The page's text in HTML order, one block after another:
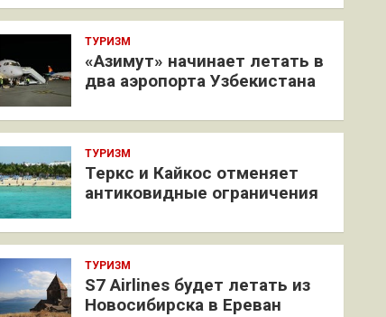
ТУРИЗМ
«Азимут» начинает летать в
два аэропорта Узбекистана
ТУРИЗМ
Теркс и Кайкос отменяет
антиковидные ограничения
ТУРИЗМ
S7 Airlines будет летать из
Новосибирска в Ереван